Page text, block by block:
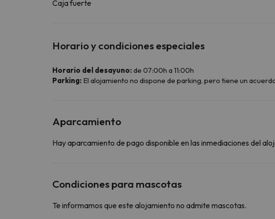
Caja fuerte
Horario y condiciones especiales
Horario del desayuno:de 07:00h a 11:00h
Parking: El alojamiento no dispone de parking, pero tiene un
Aparcamiento
Hay aparcamiento de pago disponible en las inmediaciones del
Condiciones para mascotas
Te informamos que este alojamiento no admite mascotas.